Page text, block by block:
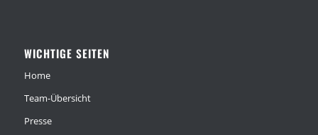
WICHTIGE SEITEN
Home
Team-Übersicht
Presse